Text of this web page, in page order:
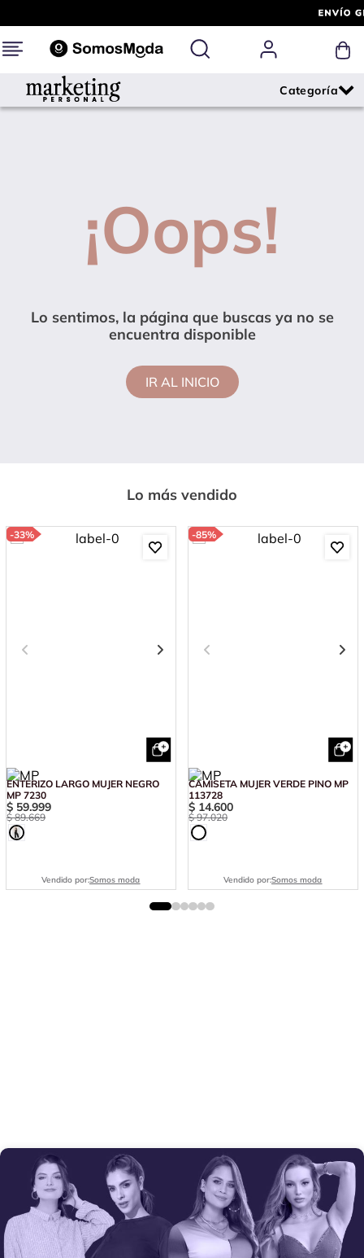
¡Oops!
Lo sentimos, la página que buscas ya no se
encuentra disponible
IR AL INICIO
Lo más vendido
-33%
ENTERIZO LARGO MUJER NEGRO
MP 7230
$ 59.999
$ 89.669
Vendido por:Somos moda
-85%
CAMISETA MUJER VERDE PINO MP
113728
$ 14.600
$ 97.020
Vendido por:Somos moda